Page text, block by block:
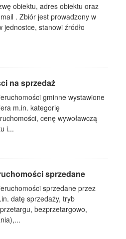
obiektu, adres obiektu oraz
. Zbiór jest prowadzony w
stanowi źródło
na sprzedaż
gminne wystawione
m.in. kategorię
cenę wywoławczą
i...
sprzedane
sprzedane przez
datę sprzedaży, tryb
bezprzetargowo,